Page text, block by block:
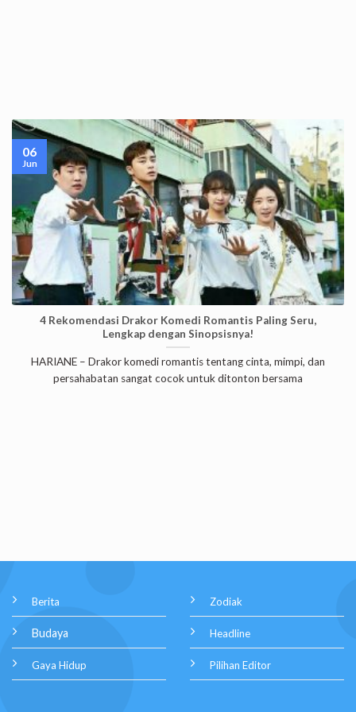
4 Rekomendasi Drakor Komedi Romantis Paling Seru,
Lengkap dengan Sinopsisnya!
HARIANE – Drakor komedi romantis tentang cinta, mimpi, dan
persahabatan sangat cocok untuk ditonton bersama
06
Jun
Berita
Budaya
Gaya Hidup
Zodiak
Headline
Pilihan Editor